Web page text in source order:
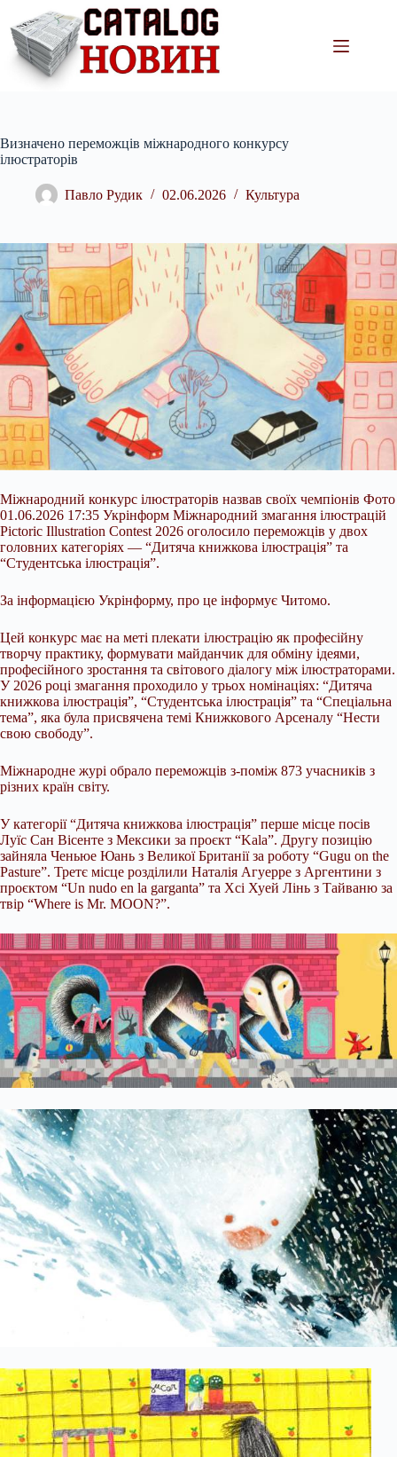
вмісту
Визначено переможців міжнародного конкурсу
ілюстраторів
Павло Рудик 02.06.2026 Культура
Міжнародний конкурс ілюстраторів назвав своїх чемпіонів Фото
01.06.2026 17:35 Укрінформ Міжнародний змагання ілюстрацій
Pictoric Illustration Contest 2026 оголосило переможців у двох
головних категоріях — “Дитяча книжкова ілюстрація” та
“Студентська ілюстрація”.
За інформацією Укрінформу, про це інформує Читомо.
Цей конкурс має на меті плекати ілюстрацію як професійну
творчу практику, формувати майданчик для обміну ідеями,
професійного зростання та світового діалогу між ілюстраторами.
У 2026 році змагання проходило у трьох номінаціях: “Дитяча
книжкова ілюстрація”, “Студентська ілюстрація” та “Спеціальна
тема”, яка була присвячена темі Книжкового Арсеналу “Нести
свою свободу”.
Міжнародне журі обрало переможців з-поміж 873 учасників з
різних країн світу.
У категорії “Дитяча книжкова ілюстрація” перше місце посів
Луїс Сан Вісенте з Мексики за проєкт “Kala”. Другу позицію
зайняла Ченьюе Юань з Великої Британії за роботу “Gugu on the
Pasture”. Третє місце розділили Наталія Агуерре з Аргентини з
проєктом “Un nudo en la garganta” та Хсі Хуей Лінь з Тайваню за
твір “Where is Mr. MOON?”.